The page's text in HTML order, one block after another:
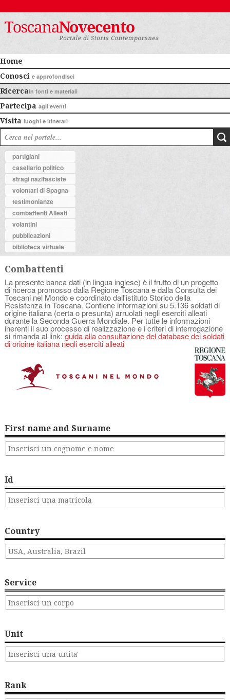
Home
Conosci e approfondisci
Ricercain fonti e materiali
Partecipa agli eventi
Visita luoghi e itinerari
partigiani
casellario politico
stragi nazifasciste
volontari di Spagna
testimonianze
combattenti Alleati
volantini
pubblicazioni
biblioteca virtuale
Combattenti
La presente banca dati (in lingua inglese) è il frutto di un progetto
di ricerca promosso dalla Regione Toscana e dalla Consulta dei
Toscani nel Mondo e coordinato dall'istituto Storico della
Resistenza in Toscana. Contiene informazioni su 5.136 soldati di
origine italiana (certa o presunta) arruolati negli eserciti alleati
durante la Seconda Guerra Mondiale. Per tutte le informazioni
inerenti il suo processo di realizzazione e i criteri di interrogazione
si rimanda al link: guida alla consultazione del database dei soldati
di origine italiana negli eserciti alleati
First name and Surname
Id
Country
Service
Unit
Rank